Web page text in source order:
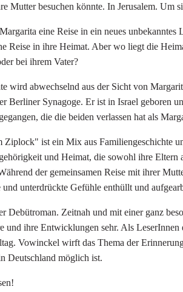
Mutter besuchen könnte. In Jerusalem. Um
eine Reise in ein neues
Reise in ihre Heimat. Aber wo liegt die
bei ihrem Vater?
wird abwechselnd aus der Sicht von
Berliner Synagoge. Er ist in Israel geboren
die die beiden verlassen hat als
Ziplock" ist ein Mix aus Familiengeschichte
und Heimat, die sowohl ihre Eltern
der gemeinsamen Reise mit ihrer
und unterdrückte Gefühle enthüllt und
Debütroman. Zeitnah und mit einer ganz
und ihre Entwicklungen sehr. Als
Vowinckel wirft das Thema der
Deutschland möglich ist.